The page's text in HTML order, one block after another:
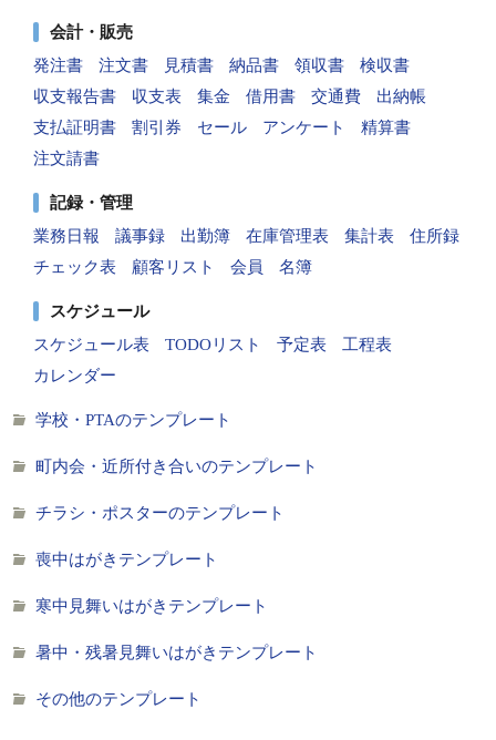
会計・販売
発注書
注文書 見積書 納品書 領収書
検収書
収支報告書
収支表 集金 借用書 交通費
出納帳
支払証明書
割引券 セール アンケート
精算書
注文請書
記録・管理
業務日報
議事録 出勤簿 在庫管理表 集計表
住所録
チェック表
顧客リスト 会員 名簿
スケジュール
スケジュール表
TODOリスト 予定表
工程表
カレンダー
学校・PTAのテンプレート
町内会・近所付き合いのテンプレート
チラシ・ポスターのテンプレート
喪中はがきテンプレート
寒中見舞いはがきテンプレート
暑中・残暑見舞いはがきテンプレート
その他のテンプレート